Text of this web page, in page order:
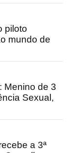
piloto
mundo de
Menino de 3
Sexual,
a 3ª